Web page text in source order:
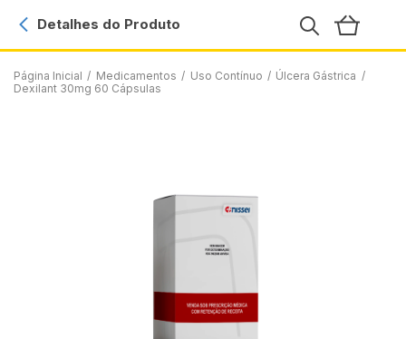
Página Inicial / Medicamentos / Uso Contínuo / Úlcera Gástrica /
Dexilant 30mg 60 Cápsulas
Detalhes do Produto